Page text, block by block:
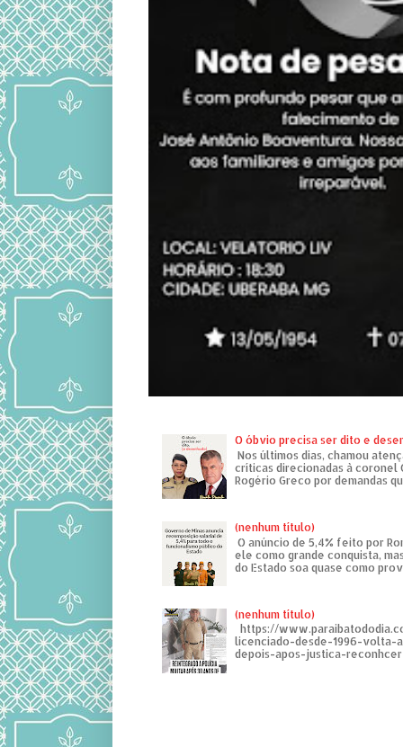
O óbvio precisa ser dito e
Nos últimos dias, chamou
críticas direcionadas à coronel
Rogério Greco por demandas
(nenhum título)
O anúncio de 5,4% feito por
ele como grande conquista,
do Estado soa quase como
(nenhum título)
https://
licenciado-desde-1996-volta-
depois-apos-justica-